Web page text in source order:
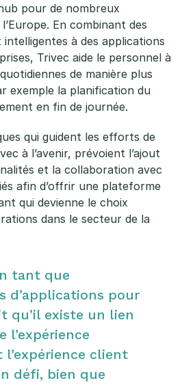
pour de nombreux
En combinant des
à des applications
Trivec aide le personnel à
de manière plus
exemple la planification du
en fin de journée.
qui guident les efforts de
à l’avenir, prévoient l’ajout
et la collaboration avec
afin d’offrir une plateforme
qui devienne le choix
dans le secteur de la
tant que
d’applications pour
qu’il existe un lien
l’expérience
client
défi, bien que